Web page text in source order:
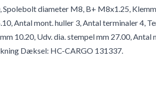
Spolebolt diameter M8, B+ M8x1.25,
Antal mont. huller 3, Antal terminaler 4,
10.20, Udv. dia. stempel mm 27.00, Antal
Dæksel: HC-CARGO 131337.